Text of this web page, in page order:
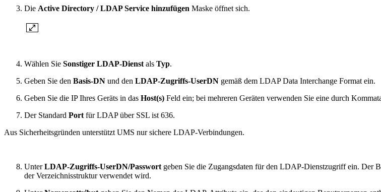
Die Active Directory / LDAP Service hinzufügen Maske öffnet sich.
Wählen Sie Sonstiger LDAP-Dienst als Typ.
Geben Sie den Basis-DN und den LDAP-Zugriffs-UserDN gemäß dem LDAP Data Interchange Format ein.
Geben Sie die IP Ihres Geräts in das Host(s) Feld ein; bei mehreren Geräten verwenden Sie eine durch
Der Standard Port für LDAP über SSL ist 636.
Aus Sicherheitsgründen unterstützt UMS nur sichere LDAP-Verbindungen.
UnterLDAP-Zugriffs-UserDN/Passwort geben Sie die Zugangsdaten für den LDAP-Dienstzugriff ein. Der
der Verzeichnisstruktur verwendet wird.